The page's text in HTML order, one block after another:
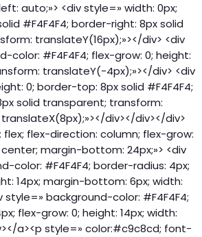
auto;»> <div style=» width: 0px;
#F4F4F4; border-right: 8px solid
translateY(16px);»></div> <div
color: #F4F4F4; flex-grow: 0; height:
translateY(-4px);»></div> <div
0; border-top: 8px solid #F4F4F4;
solid transparent; transform:
div></div></div>
flex; flex-direction: column; flex-grow:
margin-bottom: 24px;»> <div
color: #F4F4F4; border-radius: 4px;
14px; margin-bottom: 6px; width:
style=» background-color: #F4F4F4;
flex-grow: 0; height: 14px; width:
a><p style=» color:#c9c8cd; font-